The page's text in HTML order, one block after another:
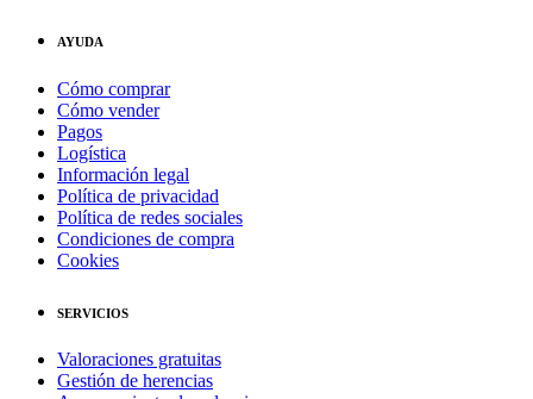
AYUDA
Cómo comprar
Cómo vender
Pagos
Logística
Información legal
Política de privacidad
Política de redes sociales
Condiciones de compra
Cookies
SERVICIOS
Valoraciones gratuitas
Gestión de herencias